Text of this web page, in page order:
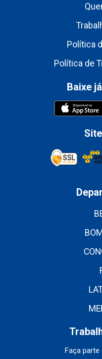
Política
Política de
Baixe
Faça parte